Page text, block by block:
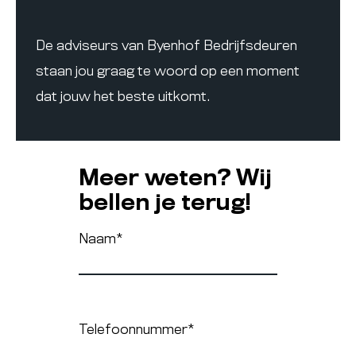
De adviseurs van Byenhof Bedrijfsdeuren
staan jou graag te woord op een moment
dat jouw het beste uitkomt.
Meer weten? Wij
bellen je terug!
Naam*
Telefoonnummer*